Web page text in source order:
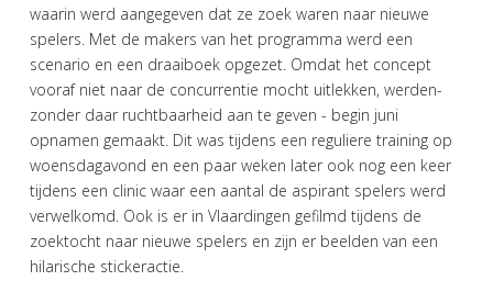
waarin werd aangegeven dat ze zoek waren naar nieuwe
spelers. Met de makers van het programma werd een
scenario en een draaiboek opgezet. Omdat het concept
vooraf niet naar de concurrentie mocht uitlekken, werden-
zonder daar ruchtbaarheid aan te geven - begin juni
opnamen gemaakt. Dit was tijdens een reguliere training op
woensdagavond en een paar weken later ook nog een keer
tijdens een clinic waar een aantal de aspirant spelers werd
verwelkomd. Ook is er in Vlaardingen gefilmd tijdens de
zoektocht naar nieuwe spelers en zijn er beelden van een
hilarische stickeractie.